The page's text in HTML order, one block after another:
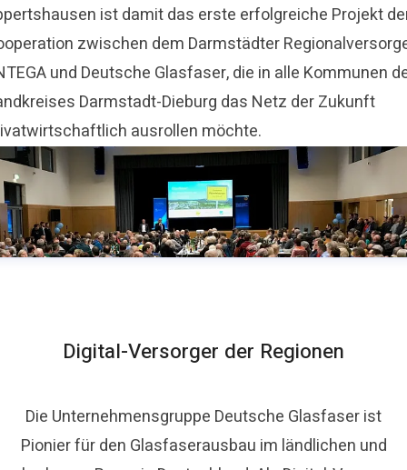
ist damit das erste erfolgreiche Projekt
zwischen dem Darmstädter
und Deutsche Glasfaser, die in alle Kommunen
Darmstadt-Dieburg das Netz der Zukunft
ausrollen möchte.
Digital-Versorger der Regionen
Die Unternehmensgruppe Deutsche Glasfaser ist
Pionier für den Glasfaserausbau im ländlichen und